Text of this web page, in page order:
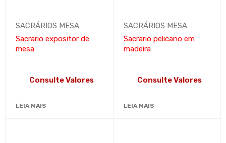
SACRÁRIOS MESA
Sacrario expositor de
mesa
Consulte Valores
LEIA MAIS
SACRÁRIOS MESA
Sacrario pelicano em
madeira
Consulte Valores
LEIA MAIS